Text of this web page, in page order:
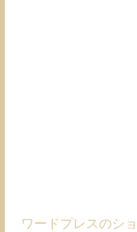
ワードプレスのシ